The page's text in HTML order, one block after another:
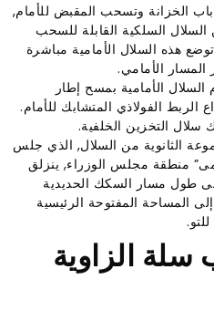
باب الخزانة وتسحب المقبض للأمام,
السلكية القابلة للسحب
هذه السلال الأمامية مباشرة
الأمامي.
السلال الأمامية بمسح إطار
الفولاذي المتشابك للأمام.
سلال التخزين الخلفية.
الثانوية من السلال, الذي جلس
منطقة مجلس الوزراء, ينزلق
على طول مسار السكك الحديدية
المساحة المفتوحة الرئيسية
سلة الزاوية